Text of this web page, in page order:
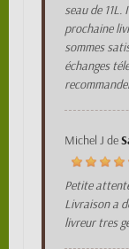
seau de
prochaine
sommes
échanges
Michel J de
Petite
Livraison a
livreur tres